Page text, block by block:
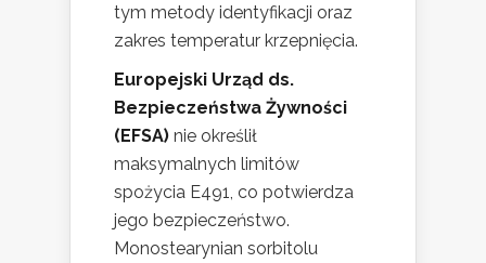
tym metody identyfikacji oraz
zakres temperatur krzepnięcia.
Europejski Urząd ds.
Bezpieczeństwa Żywności
(EFSA) nie określił
maksymalnych limitów
spożycia E491, co potwierdza
jego bezpieczeństwo.
Monostearynian sorbitolu